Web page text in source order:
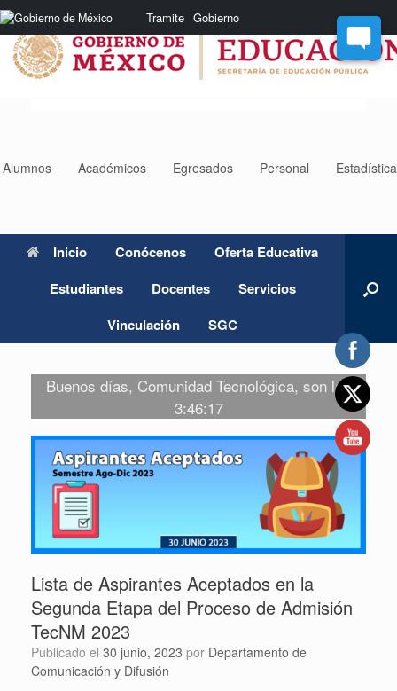
Nota:
este
sitio
web
incluye
Tramite Gobierno
Alumnos Académicos Egresados Personal
Inicio Conócenos
Oferta Educativa
Estudiantes
Docentes
Servicios
Vinculación
SGC
Buenos días, Comunidad Tecnológica, son las
3:46:17
Lista de Aspirantes Aceptados en la
Segunda Etapa del Proceso de Admisión
TecNM 2023
Publicado el 30 junio, 2023 por Departamento de
Comunicación y Difusión